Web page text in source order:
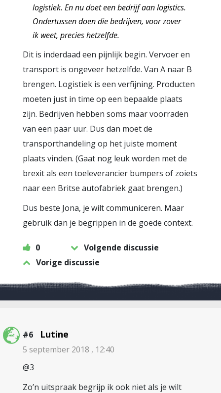
logistiek. En nu doet een bedrijf aan logistics.
Ondertussen doen die bedrijven, voor zover
ik weet, precies hetzelfde.
Dit is inderdaad een pijnlijk begin. Vervoer en
transport is ongeveer hetzelfde. Van A naar B
brengen. Logistiek is een verfijning. Producten
moeten just in time op een bepaalde plaats
zijn. Bedrijven hebben soms maar voorraden
van een paar uur. Dus dan moet de
transporthandeling op het juiste moment
plaats vinden. (Gaat nog leuk worden met de
brexit als een toeleverancier bumpers of zoiets
naar een Britse autofabriek gaat brengen.)
Dus beste Jona, je wilt communiceren. Maar
gebruik dan je begrippen in de goede context.
0
Volgende discussie
Vorige discussie
#6 Lutine
5 september 2018 , 12:40
@3
Zo’n uitspraak begrijp ik ook niet als je wilt